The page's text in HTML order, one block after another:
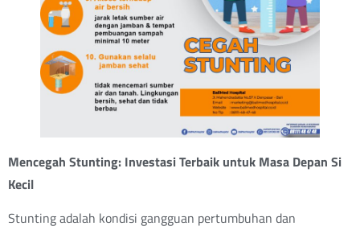
Mencegah Stunting: Investasi Terbaik untuk Masa Depan Si
Kecil
Stunting adalah kondisi gangguan pertumbuhan dan